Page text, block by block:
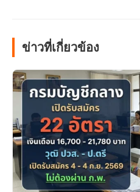
ข่าวที่เกี่ยวข้อง